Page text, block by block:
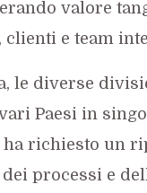
valore
clienti e team
le diverse
Paesi in
ha richiesto un
processi e